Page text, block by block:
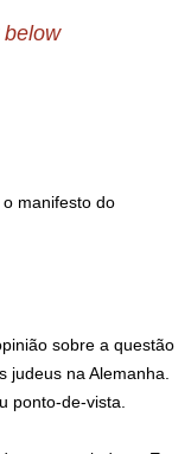
below
manifesto do
sobre a questão
judeus na Alemanha.
ponto-de-vista.